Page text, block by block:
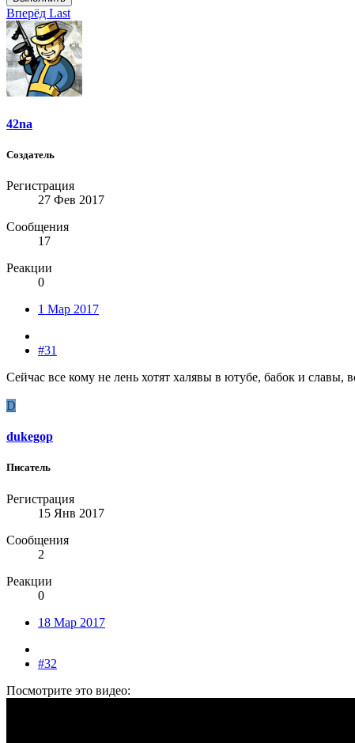
Вперёд Last
42na
Создатель
Регистрация
27 Фев 2017
Сообщения
17
Реакции
0
1 Мар 2017
#31
Сейчас все кому не лень хотят халявы в ютубе, бабок и славы,
D
dukegop
Писатель
Регистрация
15 Янв 2017
Сообщения
2
Реакции
0
18 Мар 2017
#32
Посмотрите это видео: